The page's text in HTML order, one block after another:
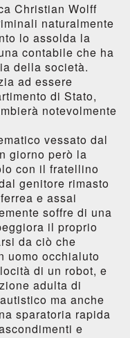
Christian Wolff
naturalmente
lo assolda la
contabile che ha
della società.
ad essere
di Stato,
notevolmente
vessato dal
giorno però la
con il fratellino
genitore rimasto
e assai
soffre di una
il proprio
da ciò che
uomo occhialuto
di un robot, e
adulta di
ma anche
sparatoria rapida
e